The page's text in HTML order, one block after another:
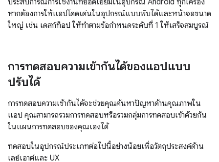
ประสบการณ์การใช้งานที่ยอดเยี่ยมในอุปกรณ์ Android ทุกเครื่อง
หากต้องการให้แอปโดดเด่นในอุปกรณ์แบบพับได้และหน้าจอขนาด
ใหญ่ เช่น เดสก์ท็อป ให้ทำตามข้อกำหนดระดับที่ 1 ให้เสร็จสมบูรณ์
การทดสอบความเข้ากันได้ของแอปแบบ
ปรับได้
การทดสอบความเข้ากันได้จะช่วยคุณค้นหาปัญหาด้านคุณภาพใน
แอป คุณสามารถรวมการทดสอบหรือรวมกลุ่มการทดสอบเข้าด้วยกัน
ในแผนการทดสอบของคุณเองได้
ทดสอบในอุปกรณ์ประเภทต่อไปนี้อย่างน้อยเพื่อวัตถุประสงค์ด้าน
เลย์เอาต์และ UX